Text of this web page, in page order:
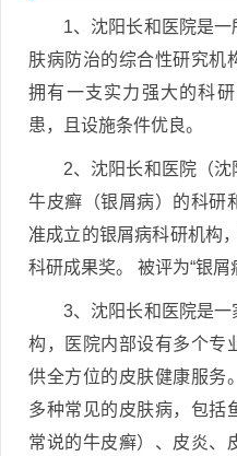
1、沈阳长和医院是
肤病防治的综合性研究机
拥有一支实力强大的科
患，且设施条件优良。
2、沈阳长和医院（
牛皮癣（银屑病）的科研
准成立的银屑病科研机构
科研成果奖。 被评为“银屑
3、沈阳长和医院是
构，医院内部设有多个专
供全方位的皮肤健康服务
多种常见的皮肤病，包括
常说的牛皮癣）、皮炎、